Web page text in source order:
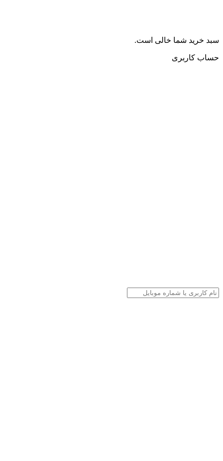
سبد خرید شما خالی است.
حساب کاربری